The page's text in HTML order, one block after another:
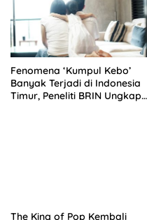
Fenomena ‘Kumpul Kebo’
Banyak Terjadi di Indonesia
Timur, Peneliti BRIN Ungkap
The King of Pop Kembali